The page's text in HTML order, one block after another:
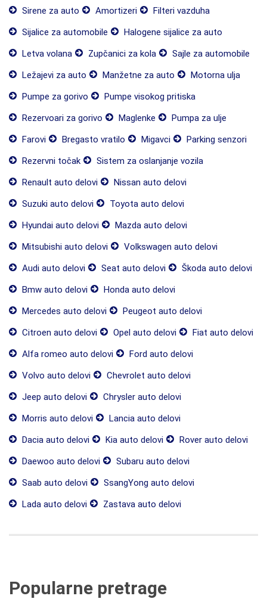
Sirene za auto
Amortizeri
Filteri vazduha
Sijalice za automobile
Halogene sijalice za auto
Letva volana
Zupčanici za kola
Sajle za automobile
Ležajevi za auto
Manžetne za auto
Motorna ulja
Pumpe za gorivo
Pumpe visokog pritiska
Rezervoari za gorivo
Maglenke
Pumpa za ulje
Farovi
Bregasto vratilo Migavci
Parking senzori
Rezervni točak
Sistem za oslanjanje vozila
Renault auto delovi
Nissan auto delovi
Suzuki auto delovi
Toyota auto delovi
Hyundai auto delovi
Mazda auto delovi
Mitsubishi auto delovi
Volkswagen auto delovi
Audi auto delovi
Seat auto delovi
Škoda auto delovi
Bmw auto delovi
Honda auto delovi
Mercedes auto delovi
Peugeot auto delovi
Citroen auto delovi
Opel auto delovi
Fiat auto delovi
Alfa romeo auto delovi
Ford auto delovi
Volvo auto delovi
Chevrolet auto delovi
Jeep auto delovi
Chrysler auto delovi
Morris auto delovi
Lancia auto delovi
Dacia auto delovi
Kia auto delovi
Rover auto delovi
Daewoo auto delovi
Subaru auto delovi
Saab auto delovi
SsangYong auto delovi
Lada auto delovi
Zastava auto delovi
Popularne pretrage